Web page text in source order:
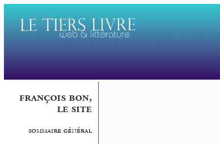
françois bon,
le site
sommaire général